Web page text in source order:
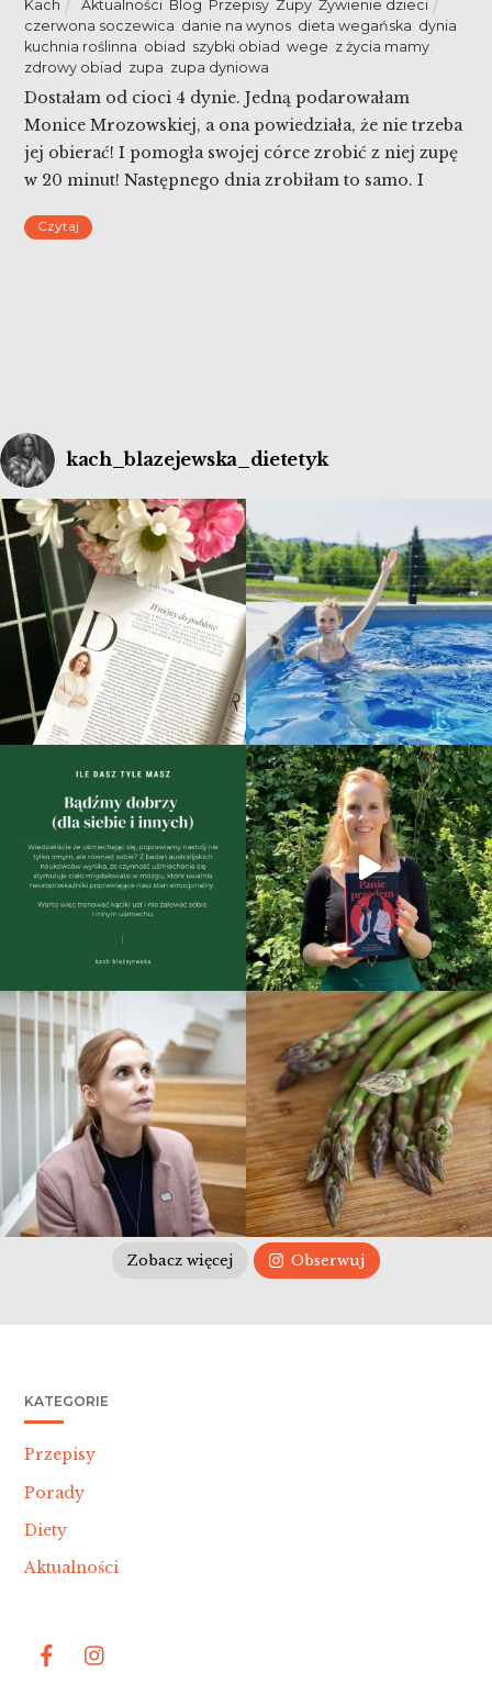
Kach Aktualności Blog Przepisy Zupy ,Żywienie dzieci
czerwona soczewica danie na wynos dieta wegańska dynia
kuchnia roślinna obiad szybki obiad ,wege z życia mamy
zdrowy obiad zupa zupa dyniowa
Dostałam od cioci 4 dynie. Jedną podarowałam
Monice Mrozowskiej, a ona powiedziała, że nie trzeba
jej obierać! I pomogła swojej córce zrobić z niej zupę
w 20 minut! Następnego dnia zrobiłam to samo. I
Czytaj
kach_blazejewska_dietetyk
Zobacz więcej Obserwuj
KATEGORIE
Przepisy
Porady
Diety
Aktualności